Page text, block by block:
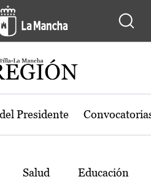
de Castilla-La
Presidente
Salud Educación